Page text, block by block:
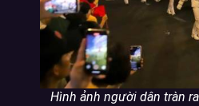
Hình ảnh người dân tràn